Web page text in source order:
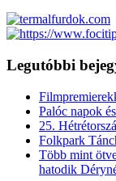
Legutóbbi
Palóc napok
25.
Folkpark
Több mint
hatodik